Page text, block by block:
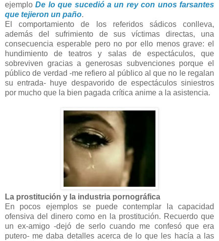
ejemplo De lo que sucedió a un rey con unos farsantes
que tejieron un paño.
El comportamiento de los referidos sádicos conlleva,
además del sufrimiento de sus víctimas directas, una
consecuencia esperable pero no por ello menos grave: el
hundimiento de teatros y salas de espectáculos, que
sobreviven gracias a generosas subvenciones porque el
público de verdad -me refiero al público al que no le regalan
su entrada- huye despavorido de espectáculos siniestros
por mucho que la bien pagada crítica anime a la asistencia.
La prostitución y la industria pornográfica
En pocos ejemplos se puede contemplar la capacidad
ofensiva del dinero como en la prostitución. Recuerdo que
un ex-amigo -dejó de serlo cuando me confesó que era
putero- me daba detalles acerca de lo que les hacía a las